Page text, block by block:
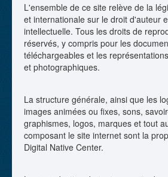
L'ensemble de ce site relève de la
et internationale sur le droit d'auteur
intellectuelle. Tous les droits de
réservés, y compris pour les
téléchargeables et les
et photographiques.
La structure générale, ainsi que les
images animées ou fixes, sons,
graphismes, logos, marques et tout
composant le site internet sont la
Digital Native Center.